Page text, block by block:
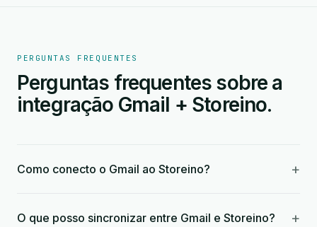
PERGUNTAS FREQUENTES
Perguntas frequentes sobre a
integração Gmail + Storeino.
Como conecto o Gmail ao Storeino? +
O que posso sincronizar entre Gmail e Storeino? +